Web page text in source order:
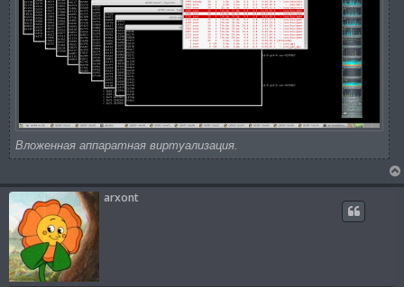
Вложенная аппаратная виртуализация.
arxont